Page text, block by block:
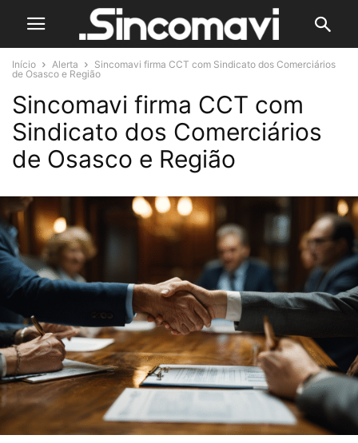
Início Alerta
Sincomavi firma CCT com Sindicato dos Comerciários
de Osasco e Região
Sincomavi firma CCT com
Sindicato dos Comerciários
de Osasco e Região